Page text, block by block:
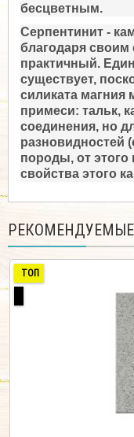
бесцветным.
Серпентинит -
благодаря своим
практичный.
существует,
силиката магния
примеси: тальк,
соединения, но
разновидностей
породы, от этого
свойства этого
ТОП